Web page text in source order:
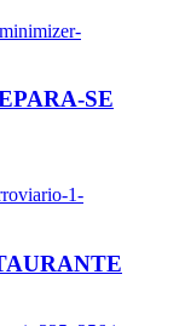
SE
1-